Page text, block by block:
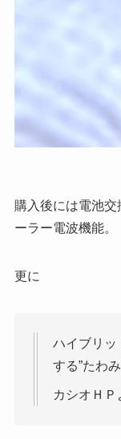
購入後には電池
ーラー電波機能。
更に
ハイブリッ
する”たわ
カシオＨＰ